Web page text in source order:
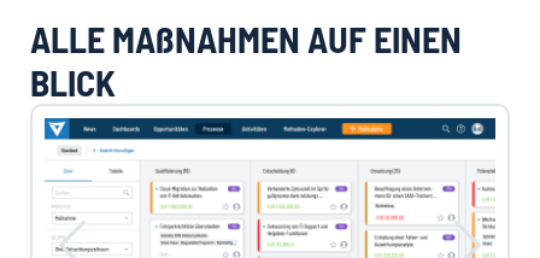
ALLE MAßNAHMEN AUF EINEN
BLICK